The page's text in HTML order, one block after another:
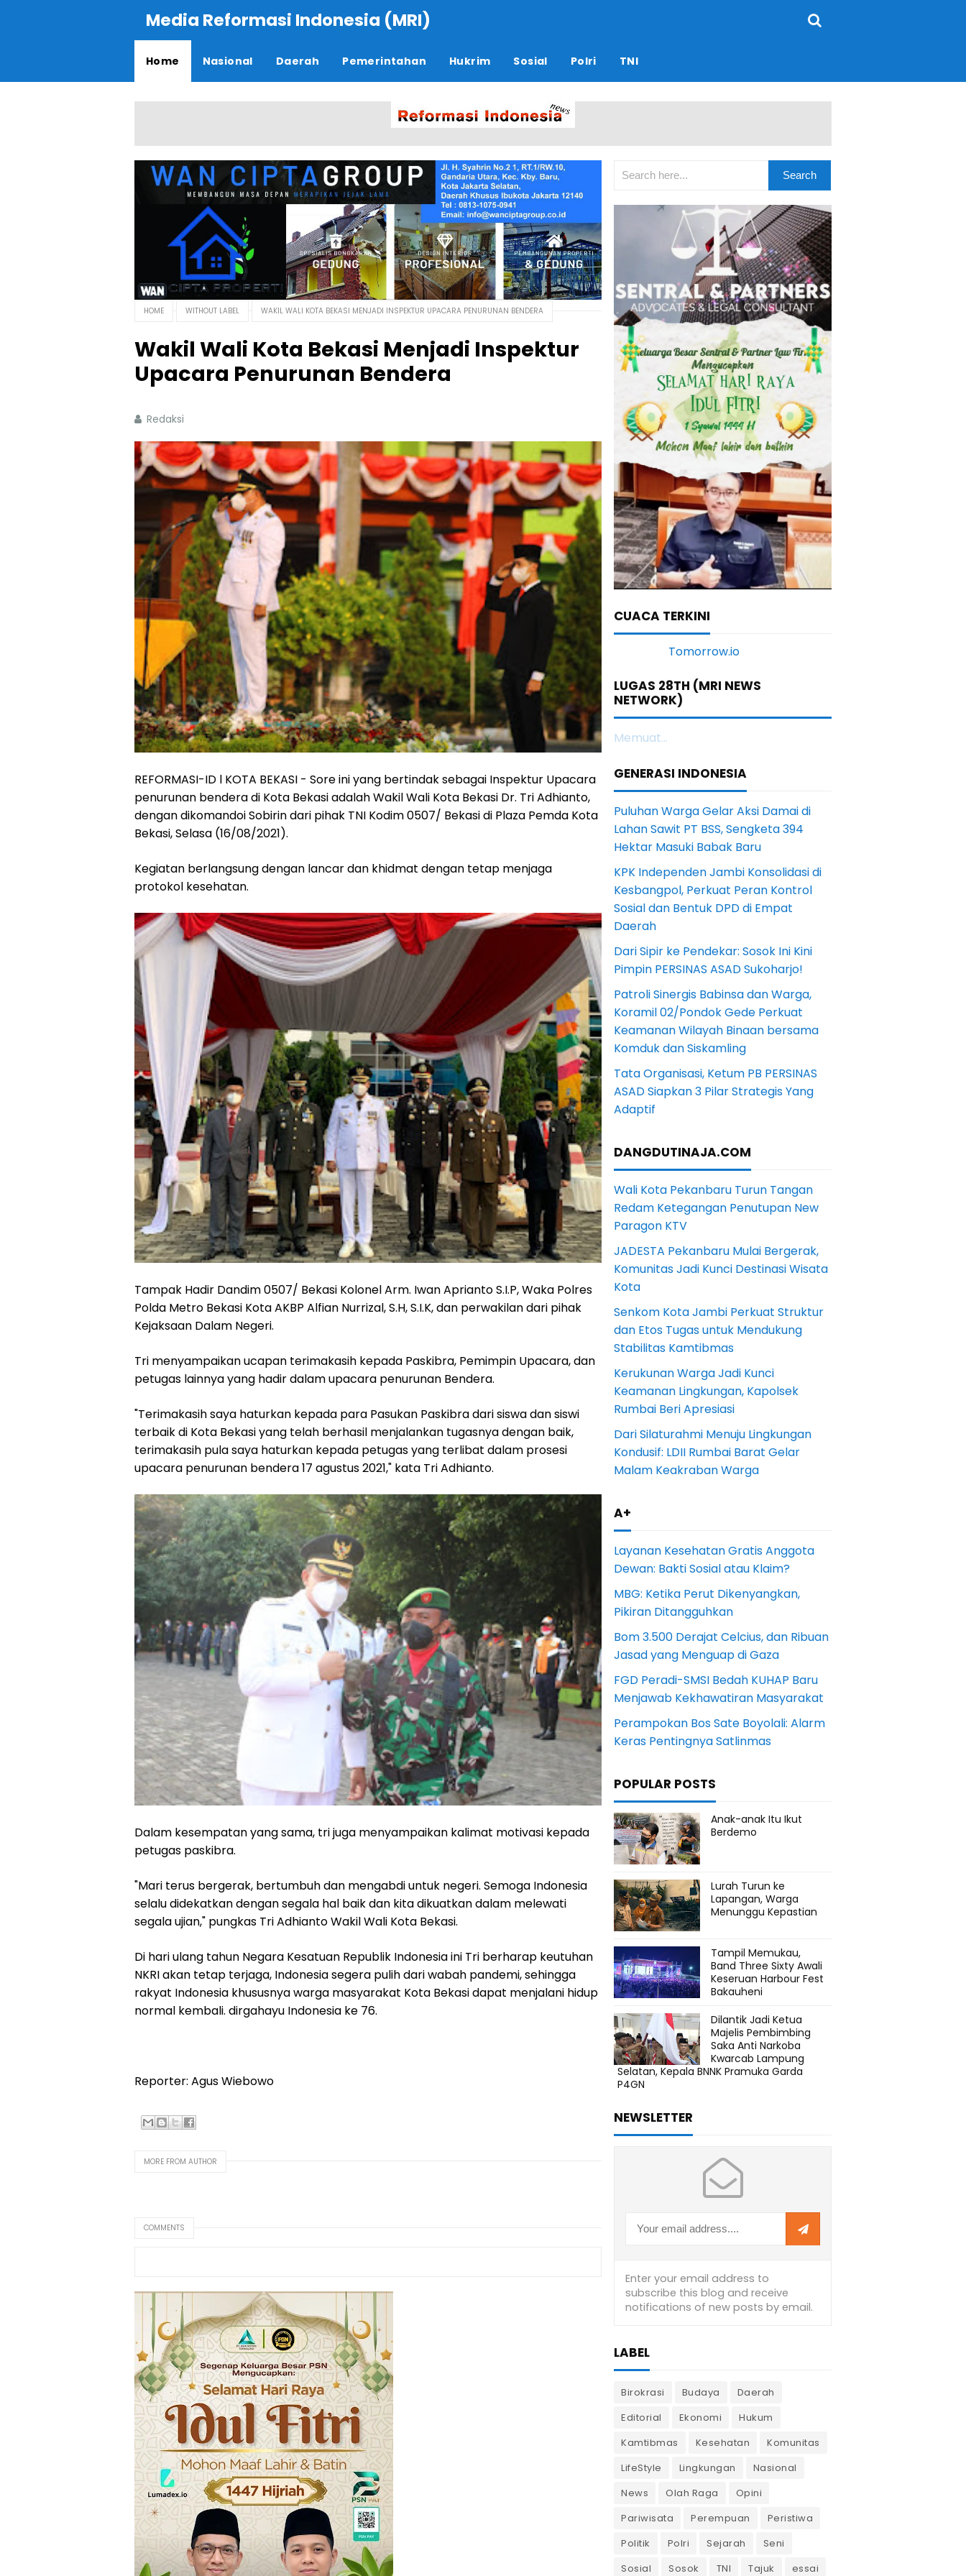
Media Reformasi Indonesia (MRI)
Home Nasional Daerah Pemerintahan Hukrim Sosial Polri TNI
HOME WITHOUT LABEL WAKIL WALI KOTA BEKASI MENJADI INSPEKTUR UPACARA PENURUNAN BENDERA
Wakil Wali Kota Bekasi Menjadi Inspektur
Upacara Penurunan Bendera
Redaksi
REFORMASI-ID l KOTA BEKASI - Sore ini yang bertindak sebagai Inspektur Upacara
penurunan bendera di Kota Bekasi adalah Wakil Wali Kota Bekasi Dr. Tri Adhianto,
dengan dikomandoi Sobirin dari pihak TNI Kodim 0507/ Bekasi di Plaza Pemda Kota
Bekasi, Selasa (16/08/2021).
Kegiatan berlangsung dengan lancar dan khidmat dengan tetap menjaga
protokol kesehatan.
Tampak Hadir Dandim 0507/ Bekasi Kolonel Arm. Iwan Aprianto S.I.P, Waka Polres
Polda Metro Bekasi Kota AKBP Alfian Nurrizal, S.H, S.I.K, dan perwakilan dari pihak
Kejaksaan Dalam Negeri.
Tri menyampaikan ucapan terimakasih kepada Paskibra, Pemimpin Upacara, dan
petugas lainnya yang hadir dalam upacara penurunan Bendera.
"Terimakasih saya haturkan kepada para Pasukan Paskibra dari siswa dan siswi
terbaik di Kota Bekasi yang telah berhasil menjalankan tugasnya dengan baik,
terimakasih pula saya haturkan kepada petugas yang terlibat dalam prosesi
upacara penurunan bendera 17 agustus 2021," kata Tri Adhianto.
Dalam kesempatan yang sama, tri juga menyampaikan kalimat motivasi kepada
petugas paskibra.
"Mari terus bergerak, bertumbuh dan mengabdi untuk negeri. Semoga Indonesia
selalu didekatkan dengan segala hal baik dan kita dikuatkan dalam melewati
segala ujian," pungkas Tri Adhianto Wakil Wali Kota Bekasi.
Di hari ulang tahun Negara Kesatuan Republik Indonesia ini Tri berharap keutuhan
NKRI akan tetap terjaga, Indonesia segera pulih dari wabah pandemi, sehingga
rakyat Indonesia khususnya warga masyarakat Kota Bekasi dapat menjalani hidup
normal kembali. dirgahayu Indonesia ke 76.
Reporter: Agus Wiebowo
MORE FROM AUTHOR
COMMENTS
CUACA TERKINI
LUGAS 28TH (MRI NEWS
NETWORK)
Memuat...
GENERASI INDONESIA
Puluhan Warga Gelar Aksi Damai di
Lahan Sawit PT BSS, Sengketa 394
Hektar Masuki Babak Baru
KPK Independen Jambi Konsolidasi di
Kesbangpol, Perkuat Peran Kontrol
Sosial dan Bentuk DPD di Empat
Daerah
Dari Sipir ke Pendekar: Sosok Ini Kini
Pimpin PERSINAS ASAD Sukoharjo!
Patroli Sinergis Babinsa dan Warga,
Koramil 02/Pondok Gede Perkuat
Keamanan Wilayah Binaan bersama
Komduk dan Siskamling
Tata Organisasi, Ketum PB PERSINAS
ASAD Siapkan 3 Pilar Strategis Yang
Adaptif
DANGDUTINAJA.COM
Wali Kota Pekanbaru Turun Tangan
Redam Ketegangan Penutupan New
Paragon KTV
JADESTA Pekanbaru Mulai Bergerak,
Komunitas Jadi Kunci Destinasi Wisata
Kota
Senkom Kota Jambi Perkuat Struktur
dan Etos Tugas untuk Mendukung
Stabilitas Kamtibmas
Kerukunan Warga Jadi Kunci
Keamanan Lingkungan, Kapolsek
Rumbai Beri Apresiasi
Dari Silaturahmi Menuju Lingkungan
Kondusif: LDII Rumbai Barat Gelar
Malam Keakraban Warga
A+
Layanan Kesehatan Gratis Anggota
Dewan: Bakti Sosial atau Klaim?
MBG: Ketika Perut Dikenyangkan,
Pikiran Ditangguhkan
Bom 3.500 Derajat Celcius, dan Ribuan
Jasad yang Menguap di Gaza
FGD Peradi-SMSI Bedah KUHAP Baru
Menjawab Kekhawatiran Masyarakat
Perampokan Bos Sate Boyolali: Alarm
Keras Pentingnya Satlinmas
POPULAR POSTS
Anak-anak Itu Ikut
Berdemo
Lurah Turun ke
Lapangan, Warga
Menunggu Kepastian
Tampil Memukau,
Band Three Sixty Awali
Keseruan Harbour Fest
Bakauheni
Dilantik Jadi Ketua
Majelis Pembimbing
Saka Anti Narkoba
Kwarcab Lampung
Selatan, Kepala BNNK Pramuka Garda
P4GN
NEWSLETTER
LABEL
Birokrasi Budaya
Daerah
Editorial
Ekonomi
Hukum
Kamtibmas
Kesehatan
Komunitas
LifeStyle
Lingkungan
Nasional
News
Olah Raga
Opini
Pariwisata
Perempuan
Peristiwa
Politik
Polri Sejarah
Seni
Sosial
Sosok TNI Tajuk essai